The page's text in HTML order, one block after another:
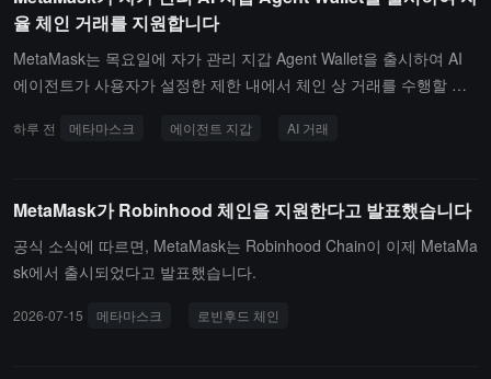
율 체인 거래를 지원합니다
MetaMask는 목요일에 자가 관리 지갑 Agent Wallet을 출시하여 AI
에이전트가 사용자가 설정한 제한 내에서 체인 상 거래를 수행할 수
기회를 식별하며 자율적으로 거래를 수행하는 거래자와 개발자를 대
서 다양한 자동화 수준을 선택할 수 있습니다.Agent Wallet은 Claude
Code, Codex, Cursor, OpenClaw, Hermes, OpenCode, Hyperliquid
및 이더리움 가상 머신 호환 네트워크를 지원합니다. Agent Wallet은
수료를 지불할 수 있어 해당 네트워크의 기본 토큰을 보유할 필요가
하루 전 메타마스크 에이전트 지갑 AI 거래
MetaMask가 Robinhood 체인을 지원한다고 발표했습니다
공식 소식에 따르면, MetaMask는 Robinhood Chain이 이제 MetaMa
sk에서 출시되었다고 발표했습니다.
2026-07-15 메타마스크 로빈후드 체인